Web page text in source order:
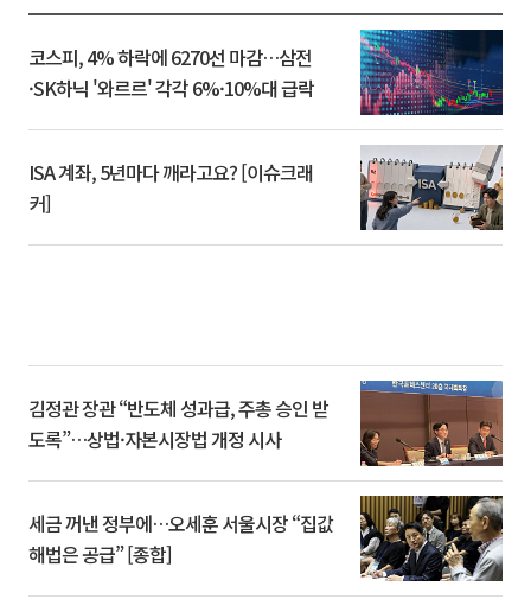
코스피, 4% 하락에 6270선 마감…삼전
·SK하닉 '와르르' 각각 6%·10%대 급락
ISA 계좌, 5년마다 깨라고요? [이슈크래
커]
김정관 장관 “반도체 성과급, 주총 승인 받
도록”…상법·자본시장법 개정 시사
세금 꺼낸 정부에…오세훈 서울시장 “집값
해법은 공급” [종합]